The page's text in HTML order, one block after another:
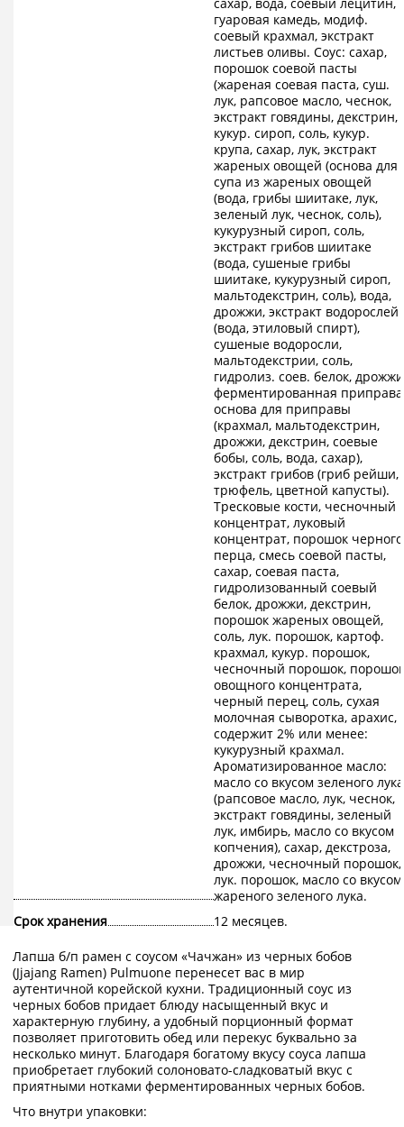
сахар, вода, соевый лецитин,
гуаровая камедь, модиф.
соевый крахмал, экстракт
листьев оливы. Соус: сахар,
порошок соевой пасты
(жареная соевая паста, суш.
лук, рапсовое масло, чеснок,
экстракт говядины, декстрин,
кукур. сироп, соль, кукур.
крупа, сахар, лук, экстракт
жареных овощей (основа для
супа из жареных овощей
(вода, грибы шиитаке, лук,
зеленый лук, чеснок, соль),
кукурузный сироп, соль,
экстракт грибов шиитаке
(вода, сушеные грибы
шиитаке, кукурузный сироп,
мальтодекстрин, соль), вода,
дрожжи, экстракт водорослей
(вода, этиловый спирт),
сушеные водоросли,
мальтодекстрии, соль,
гидролиз. соев. белок,
ферментированная
основа для приправы
(крахмал, мальтодекстрин,
дрожжи, декстрин, соевые
бобы, соль, вода, сахар),
экстракт грибов (гриб рейши,
трюфель, цветной капусты).
Тресковые кости, чесночный
концентрат, луковый
концентрат, порошок черного
перца, смесь соевой пасты,
сахар, соевая паста,
гидролизованный соевый
белок, дрожжи, декстрин,
порошок жареных овощей,
соль, лук. порошок, картоф.
крахмал, кукур. порошок,
чесночный порошок, порошок
овощного концентрата,
черный перец, соль, сухая
молочная сыворотка, арахис,
содержит 2% или менее:
кукурузный крахмал.
Ароматизированное масло:
масло со вкусом зеленого лука
(рапсовое масло, лук, чеснок,
экстракт говядины, зеленый
лук, имбирь, масло со вкусом
копчения), сахар, декстроза,
дрожжи, чесночный порошок,
лук. порошок, масло со вкусом
жареного зеленого лука.
Срок хранения
12 месяцев.
Лапша б/п рамен с соусом «Чачжан» из черных бобов
(Jjajang Ramen) Pulmuone перенесет вас в мир
аутентичной корейской кухни. Традиционный соус из
черных бобов придает блюду насыщенный вкус и
характерную глубину, а удобный порционный формат
позволяет приготовить обед или перекус буквально за
несколько минут. Благодаря богатому вкусу соуса лапша
приобретает глубокий солоновато-сладковатый вкус с
приятными нотками ферментированных черных бобов.
Что внутри упаковки: